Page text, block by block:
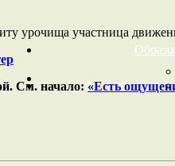
Мультимедиа
урочища участница
См. начало: «Есть